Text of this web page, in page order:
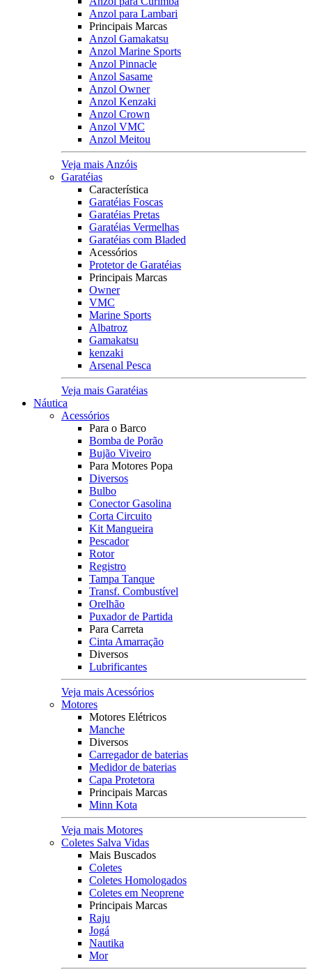
Anzol para Lambari
Principais Marcas
Anzol Gamakatsu
Anzol Marine Sports
Anzol Pinnacle
Anzol Sasame
Anzol Owner
Anzol Kenzaki
Anzol Crown
Anzol VMC
Anzol Meitou
Veja mais Anzóis
Garatéias
Característica
Garatéias Foscas
Garatéias Pretas
Garatéias Vermelhas
Garatéias com Bladed
Acessórios
Protetor de Garatéias
Principais Marcas
Owner
VMC
Marine Sports
Albatroz
Gamakatsu
kenzaki
Arsenal Pesca
Veja mais Garatéias
Náutica
Acessórios
Para o Barco
Bomba de Porão
Bujão Viveiro
Para Motores Popa
Diversos
Bulbo
Conector Gasolina
Corta Circuito
Kit Mangueira
Pescador
Rotor
Registro
Tampa Tanque
Transf. Combustível
Orelhão
Puxador de Partida
Para Carreta
Cinta Amarração
Diversos
Lubrificantes
Veja mais Acessórios
Motores
Motores Elétricos
Manche
Diversos
Carregador de baterias
Medidor de baterias
Capa Protetora
Principais Marcas
Minn Kota
Veja mais Motores
Coletes Salva Vidas
Mais Buscados
Coletes
Coletes Homologados
Coletes em Neoprene
Principais Marcas
Raju
Jogá
Nautika
Mor